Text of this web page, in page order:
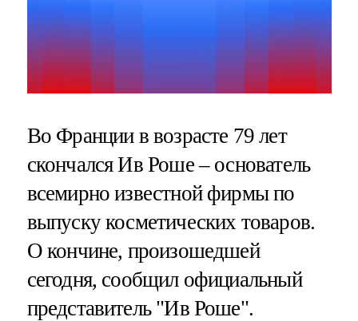
Во Франции в возрасте 79 лет
скончался Ив Роше – основатель
всемирно известной фирмы по
выпуску косметических товаров.
О кончине, произошедшей
сегодня, сообщил официальный
представитель "Ив Роше".